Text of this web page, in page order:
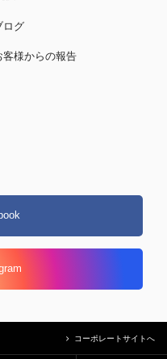
ログ
客様からの報告
コーポレートサイトへ